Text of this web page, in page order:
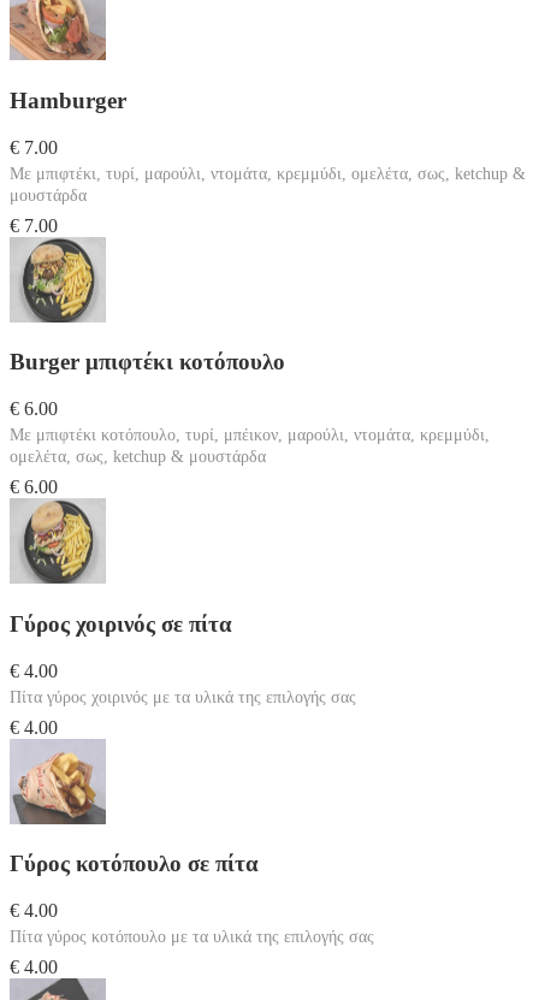
Hamburger
€ 7.00
Με μπιφτέκι, τυρί, μαρούλι, ντομάτα, κρεμμύδι, ομελέτα, σως, ketchup &
μουστάρδα
€ 7.00
Burger μπιφτέκι κοτόπουλο
€ 6.00
Με μπιφτέκι κοτόπουλο, τυρί, μπέικον, μαρούλι, ντομάτα, κρεμμύδι,
ομελέτα, σως, ketchup & μουστάρδα
€ 6.00
Γύρος χοιρινός σε πίτα
€ 4.00
Πίτα γύρος χοιρινός με τα υλικά της επιλογής σας
€ 4.00
Γύρος κοτόπουλο σε πίτα
€ 4.00
Πίτα γύρος κοτόπουλο με τα υλικά της επιλογής σας
€ 4.00